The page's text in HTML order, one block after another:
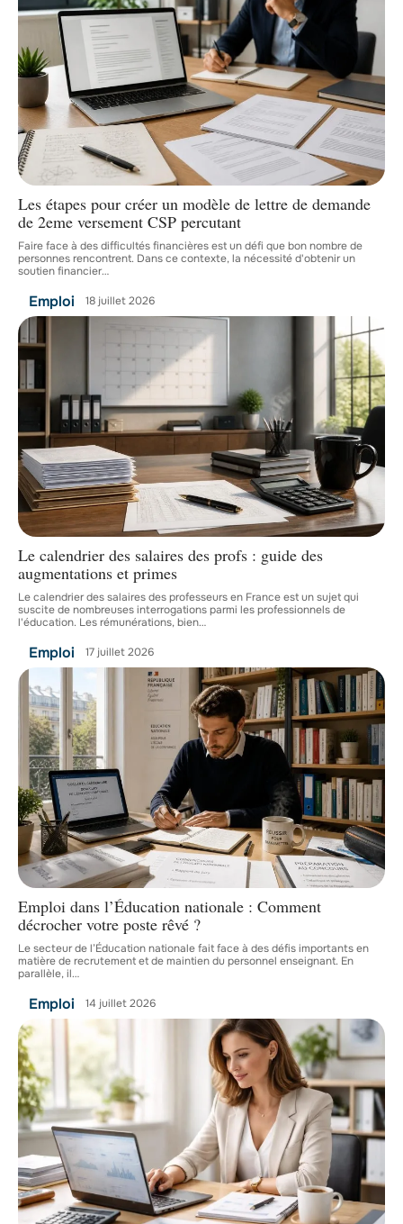
Les étapes pour créer un modèle de lettre de demande
de 2eme versement CSP percutant
Faire face à des difficultés financières est un défi que bon nombre de
personnes rencontrent. Dans ce contexte, la nécessité d'obtenir un
soutien financier…
Emploi 18 juillet 2026
Le calendrier des salaires des profs : guide des
augmentations et primes
Le calendrier des salaires des professeurs en France est un sujet qui
suscite de nombreuses interrogations parmi les professionnels de
l'éducation. Les rémunérations, bien…
Emploi 17 juillet 2026
Emploi dans l’Éducation nationale : Comment
décrocher votre poste rêvé ?
Le secteur de l’Éducation nationale fait face à des défis importants en
matière de recrutement et de maintien du personnel enseignant. En
parallèle, il…
Emploi 14 juillet 2026